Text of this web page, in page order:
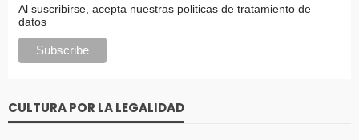
Al suscribirse, acepta nuestras politicas de tratamiento de
datos
CULTURA POR LA LEGALIDAD